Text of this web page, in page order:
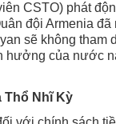
CSTO) phát
đội Armenia
sẽ không
hưởng của nước
Thổ Nhĩ Kỳ